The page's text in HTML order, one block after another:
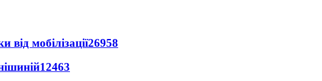
мобілізації26958
12463